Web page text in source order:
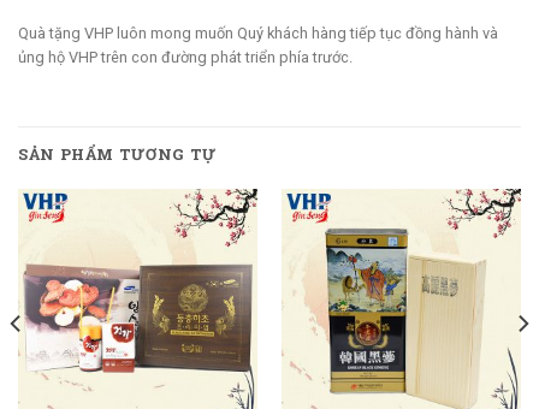
Quà tặng VHP luôn mong muốn Quý khách hàng tiếp tục đồng hành và
ủng hộ VHP trên con đường phát triển phía trước.
SẢN PHẨM TƯƠNG TỰ